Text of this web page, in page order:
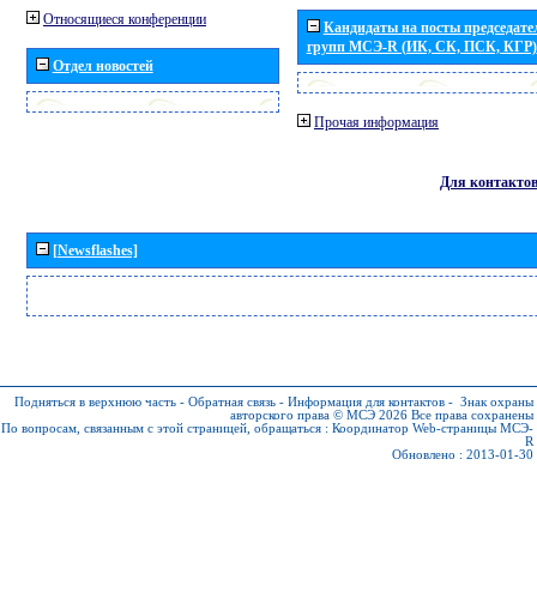
Относящиеся конференции
Отдел новостей
Кандидаты на посты
групп МСЭ-R (ИК, СК, ПСК, КГР)
Прочая информация
Для контактов
[Newsflashes]
Подняться в верхнюю часть - Обратная связь - Информация для контактов - Знак охраны
авторского права © МСЭ 2026 Все права сохранены
По вопросам, связанным с этой страницей, обращаться : Координатор Web-страницы МСЭ-
R
Обновлено : 2013-01-30